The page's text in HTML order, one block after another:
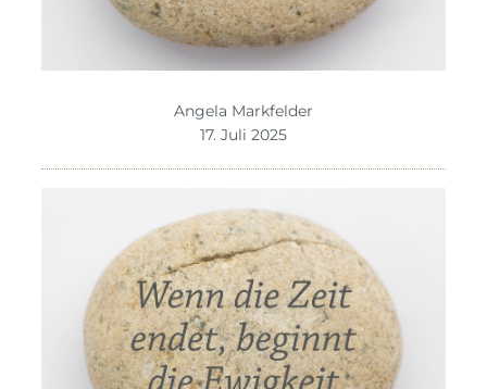
Angela Markfelder
17. Juli 2025